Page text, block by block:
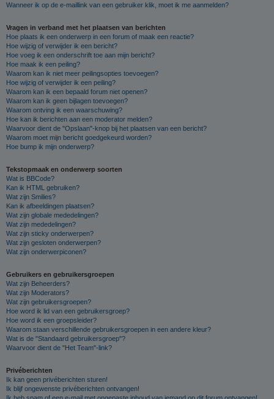
Wanneer ik op de e-maillink van een gebruiker klik, moet ik me aanmelden?
Vragen in verband met het plaatsen van berichten
Hoe plaats ik een onderwerp in een forum of maak een reactie?
Hoe wijzig of verwijder ik een bericht?
Hoe voeg ik een onderschrift toe aan mijn bericht?
Hoe maak ik een peiling?
Waarom kan ik niet meer peilingsopties toevoegen?
Hoe wijzig of verwijder ik een peiling?
Waarom kan ik een bepaald forum niet openen?
Waarom kan ik geen bijlagen toevoegen?
Waarom ontving ik een waarschuwing?
Hoe kan ik berichten aan een moderator melden?
Waarvoor dient de "Opslaan"-knop bij het plaatsen van een bericht?
Waarom moet mijn bericht goedgekeurd worden?
Hoe bump ik mijn onderwerp?
Tekstopmaak en onderwerp soorten
Wat is BBCode?
Kan ik HTML gebruiken?
Wat zijn Smilies?
Kan ik afbeeldingen plaatsen?
Wat zijn globale mededelingen?
Wat zijn mededelingen?
Wat zijn sticky onderwerpen?
Wat zijn gesloten onderwerpen?
Wat zijn onderwerpiconen?
Gebruikers en gebruikersgroepen
Wat zijn Beheerders?
Wat zijn Moderators?
Wat zijn gebruikersgroepen?
Hoe word ik lid van een gebruikersgroep?
Hoe word ik een groepsleider?
Waarom staan verschillende gebruikersgroepen in een andere kleur?
Wat is de "Standaard gebruikersgroep"?
Waarvoor dient de "Het Team"-link?
Privéberichten
Ik kan geen privéberichten sturen!
Ik blijf ongewenste privéberichten ontvangen!